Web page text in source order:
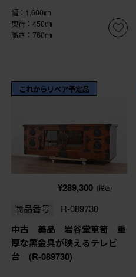
幅：1,600㎜
奥行：450㎜
高さ：760㎜
これからリペア予定品
¥289,300 (税込)
商品番号 R-089730
中古 美品 岩谷堂箪笥 重
厚な黒金具が映えるテレビ
台 (R-089730)